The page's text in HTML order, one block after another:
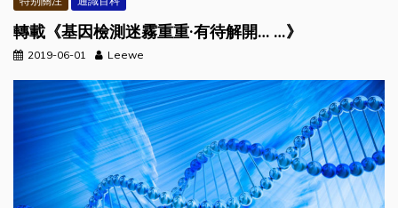
轉載《基因檢測迷霧重重·有待解開… …》
2019-06-01 Leewe